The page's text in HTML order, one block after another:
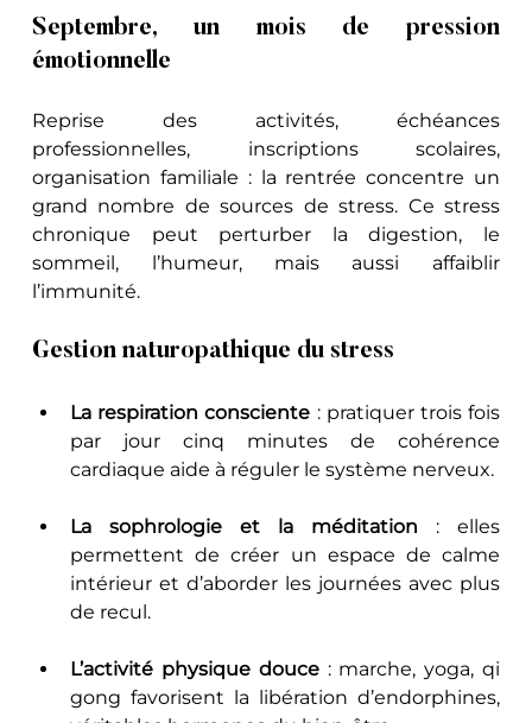
Septembre, un mois de pression
émotionnelle
Reprise des activités, échéances
professionnelles, inscriptions scolaires,
organisation familiale : la rentrée concentre un
grand nombre de sources de stress. Ce stress
chronique peut perturber la digestion, le
sommeil, l’humeur, mais aussi affaiblir
l’immunité.
Gestion naturopathique du stress
La respiration consciente : pratiquer trois fois
par jour cinq minutes de cohérence
cardiaque aide à réguler le système nerveux.
La sophrologie et la méditation : elles
permettent de créer un espace de calme
intérieur et d’aborder les journées avec plus
de recul.
L’activité physique douce : marche, yoga, qi
gong favorisent la libération d’endorphines,